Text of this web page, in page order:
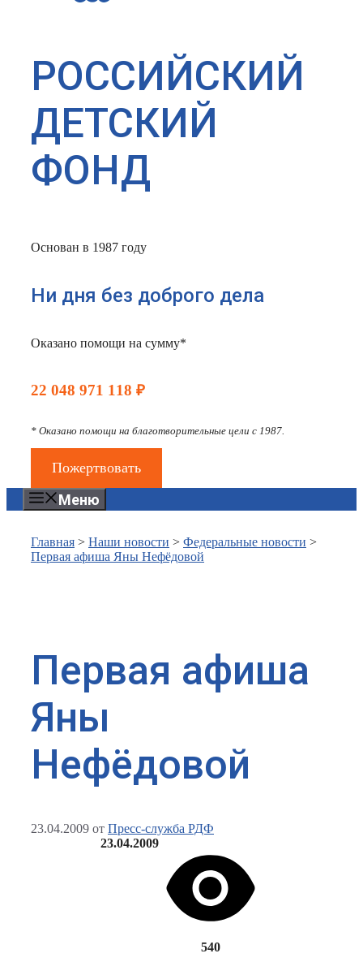
РОССИЙСКИЙ
ДЕТСКИЙ
ФОНД
Основан в 1987 году
Ни дня без доброго дела
Оказано помощи на сумму*
22 048 971 118 ₽
* Оказано помощи на благотворительные цели с 1987.
Пожертвовать
Меню
Главная > Наши новости > Федеральные новости >
Первая афиша Яны Нефёдовой
Первая афиша
Яны
Нефёдовой
23.04.2009 от Пресс-служба РДФ
23.04.2009
540